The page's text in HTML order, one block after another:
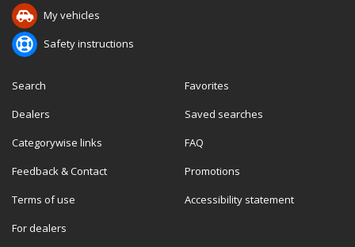
My vehicles
Safety instructions
Search
Dealers
Categorywise links
Feedback & Contact
Terms of use
For dealers
Favorites
Saved searches
FAQ
Promotions
Accessibility statement